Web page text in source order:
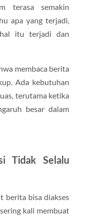
terasa semakin
apa yang terjadi,
itu terjadi dan
membaca berita
Ada kebutuhan
terutama ketika
besar dalam
Tidak Selalu
berita bisa diakses
kali membuat